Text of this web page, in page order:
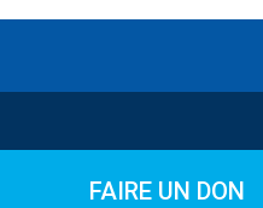
FAIRE UN DON